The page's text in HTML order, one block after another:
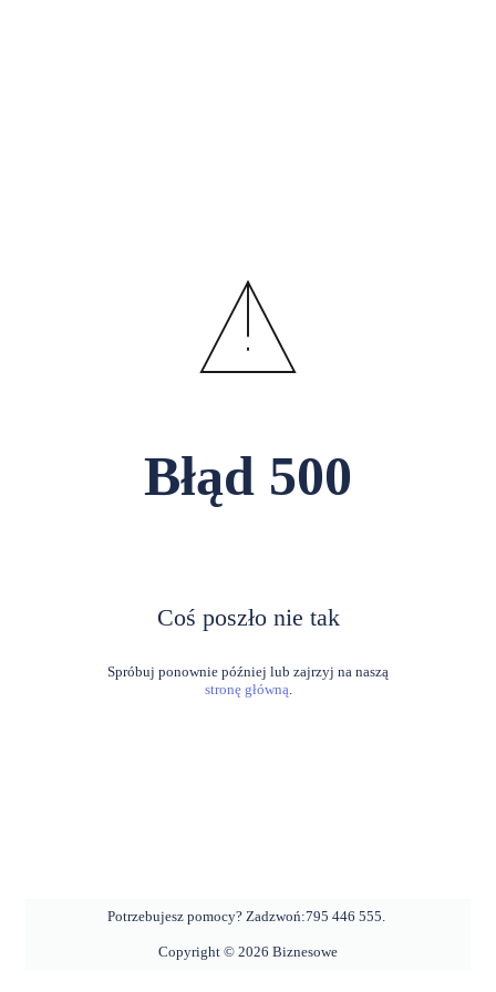
Błąd 500
Coś poszło nie tak
stronę główną.
Potrzebujesz pomocy? Zadzwoń:795 446 555.
Copyright © 2026 Biznesowe